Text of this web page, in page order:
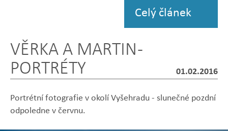
Celý článek
VĚRKA A MARTIN -
PORTRÉTY
01.02.2016
Portrétní fotografie v okolí Vyšehradu - slunečné pozdní
odpoledne v červnu.